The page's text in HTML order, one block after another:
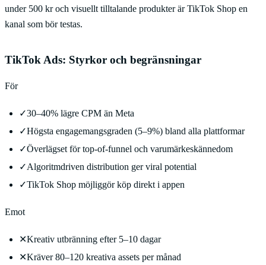
under 500 kr och visuellt tilltalande produkter är TikTok Shop en
kanal som bör testas.
TikTok Ads: Styrkor och begränsningar
För
✓30–40% lägre CPM än Meta
✓Högsta engagemangsgraden (5–9%) bland alla plattformar
✓Överlägset för top-of-funnel och varumärkeskännedom
✓Algoritmdriven distribution ger viral potential
✓TikTok Shop möjliggör köp direkt i appen
Emot
✕Kreativ utbränning efter 5–10 dagar
✕Kräver 80–120 kreativa assets per månad